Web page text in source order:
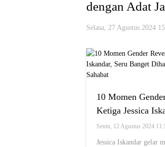
dengan Adat
Selasa, 27 Agustus 2024
10 Momen
Ketiga Jessica
Banget Dihadiri
Sahabat
Senin, 12 Agustus 2024
Jessica Iskandar gelar